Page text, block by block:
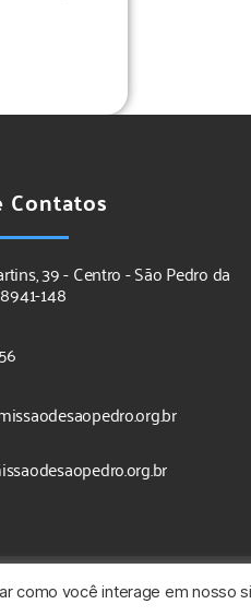
Contatos
39 - Centro - São Pedro da
148
como você interage em nosso